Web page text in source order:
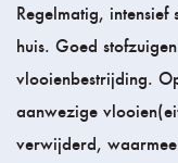
Regelmatig,
huis. Goed
vlooienbestrijding.
aanwezige
verwijderd,